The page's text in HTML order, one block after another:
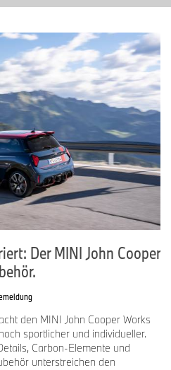
Stromverbrauch kombiniert:
14,3-14,0 kWh/100km gemäss
WLTP; CO2 Emissionen
kombiniert: 0 g/km;
Energieeffizienz Kategorie: A;
Reichweite in km gemäss WLTP:
395 - 405
MINI John Cooper Works
Aceman E
16,4-16,0 kWh/100 km gemäss
WLTP; CO2 Emissionen
kombiniert: 0 g/km;
Energieeffizienz Kategorie: A;
Reichweite in km gemäss WLTP:
Der MINI John Cooper
den MINI John Cooper Works
sportlicher und individueller.
Carbon-Elemente und
unterstreichen den